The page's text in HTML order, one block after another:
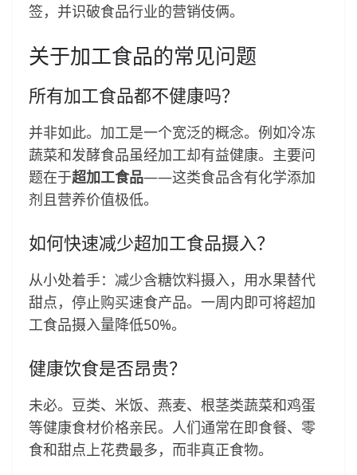
签，并识破食品行业的营销伎俩。
关于加工食品的常见问题
所有加工食品都不健康吗？
并非如此。加工是一个宽泛的概念。例如冷冻
蔬菜和发酵食品虽经加工却有益健康。主要问
题在于超加工食品——这类食品含有化学添加
剂且营养价值极低。
如何快速减少超加工食品摄入？
从小处着手：减少含糖饮料摄入，用水果替代
甜点，停止购买速食产品。一周内即可将超加
工食品摄入量降低50%。
健康饮食是否昂贵？
未必。豆类、米饭、燕麦、根茎类蔬菜和鸡蛋
等健康食材价格亲民。人们通常在即食餐、零
食和甜点上花费最多，而非真正食物。